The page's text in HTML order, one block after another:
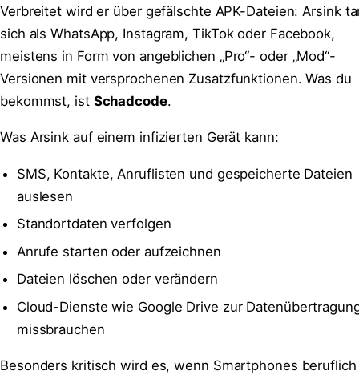
Verbreitet wird er über gefälschte APK-Dateien: Arsink
sich als WhatsApp, Instagram, TikTok oder Facebook,
meistens in Form von angeblichen „Pro“- oder „Mod“-
Versionen mit versprochenen Zusatzfunktionen. Was du
bekommst, ist Schadcode.
Was Arsink auf einem infizierten Gerät kann:
SMS, Kontakte, Anruflisten und gespeicherte Dateien
auslesen
Standortdaten verfolgen
Anrufe starten oder aufzeichnen
Dateien löschen oder verändern
Cloud-Dienste wie Google Drive zur
missbrauchen
Besonders kritisch wird es, wenn Smartphones beruflich